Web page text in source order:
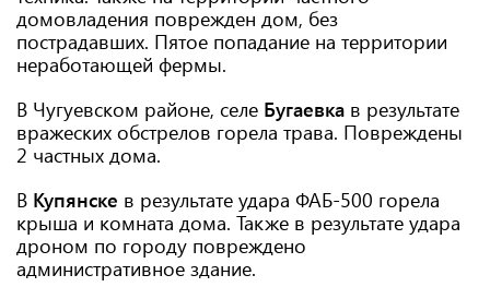
домовладения поврежден дом, без
пострадавших. Пятое попадание на территории
неработающей фермы.
В Чугуевском районе, селе Бугаевка в результате
вражеских обстрелов горела трава. Повреждены
2 частных дома.
В Купянске в результате удара ФАБ-500 горела
крыша и комната дома. Также в результате удара
дроном по городу повреждено
административное здание.